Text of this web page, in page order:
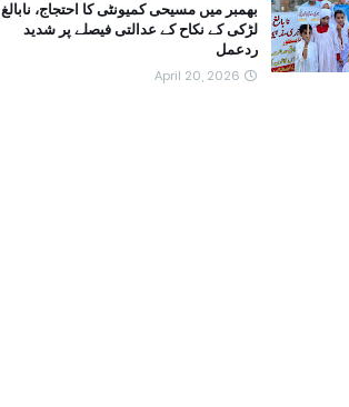
بھمبر میں مسیحی کمیونٹی کا احتجاج، نابالغ
لڑکی کے نکاح کے عدالتی فیصلے پر شدید
ردعمل
April 20, 2026